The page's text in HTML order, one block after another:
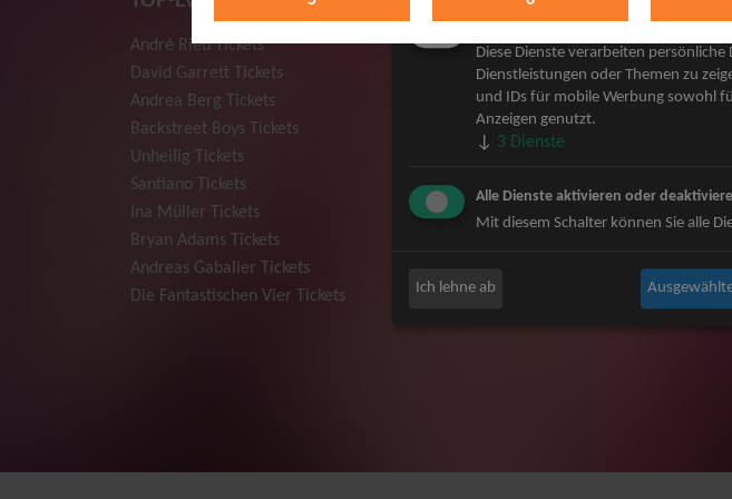
André Rieu Tickets
David Garrett Tickets
Andrea Berg Tickets
Backstreet Boys Tickets
Unheilig Tickets
Santiano Tickets
Ina Müller Tickets
Bryan Adams Tickets
Andreas Gabalier Tickets
Die Fantastischen Vier Tickets
Herbert Grönemeyer Tickets
Deep Purple Tickets
Howard Carpendale Tickets
Jan Delay & Disko No.1 Tickets
Bob Dylan Tickets
Mark Forster Tickets
Niedeckens BAP Tickets
Marketing
Diese Dienste verarbeiten
Dienstleistungen oder Themen zu
und IDs für mobile Werbung sowohl
Anzeigen genutzt.
↓ 3 Dienste
Alle Dienste aktivieren oder
Mit diesem Schalter können Sie alle
Ich lehne ab